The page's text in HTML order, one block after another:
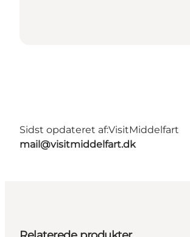
Sidst opdateret af:VisitMiddelfart
mail@visitmiddelfart.dk